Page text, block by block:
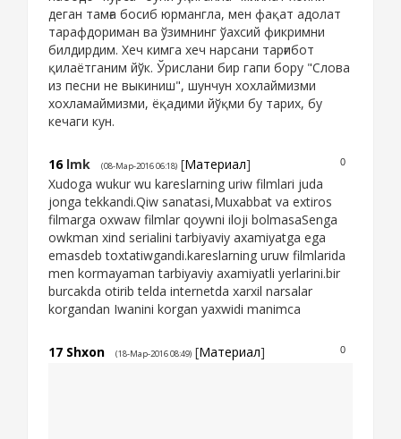
деган тамға босиб юрмангла, мен фақат адолат
тарафдориман ва ўзимнинг ўахсий фикримни
билдирдим. Хеч кимга хеч нарсани тарғибот
қилаётганим йўк. Ўрислани бир гапи бору "Слова
из песни не выкиниш", шунчун хохлаймизми
хохламаймизми, ёқадими йўқми бу тарих, бу
кечаги кун.
0
16 lmk (08-Мар-2016 06:18) [Материал]
Xudoga wukur wu kareslarning uriw filmlari juda
jonga tekkandi.Qiw sanatasi,Muxabbat va extiros
filmarga oxwaw filmlar qoywni iloji bolmasaSenga
owkman xind serialini tarbiyaviy axamiyatga ega
emasdeb toxtatiwgandi.kareslarning uruw filmlarida
men kormayaman tarbiyaviy axamiyatli yerlarini.bir
burcakda otirib telda internetda xarxil narsalar
korgandan Iwanini korgan yaxwidi manimca
0
17 Shxon (18-Мар-2016 08:49) [Материал]